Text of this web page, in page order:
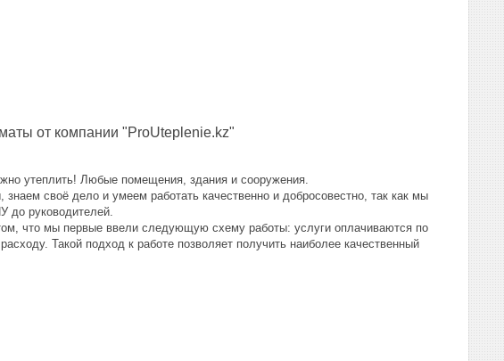
от компании "ProUteplenie.kz"
утеплить! Любые помещения, здания и сооружения.
своё дело и умеем работать качественно и добросовестно, так как мы
до руководителей.
что мы первые ввели следующую схему работы: услуги оплачиваются по
Такой подход к работе позволяет получить наиболее качественный